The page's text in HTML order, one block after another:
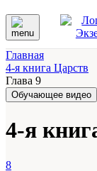
Главная
4-я книга Царств
Глава 9
Обучающее видео
4-я
8